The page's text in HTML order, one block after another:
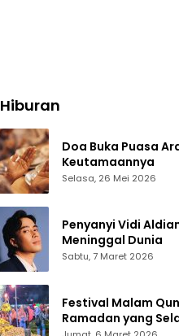
Hiburan
Doa Buka Puasa
Keutamaannya
Selasa, 26 Mei 2026
Penyanyi Vidi
Meninggal Dunia
Sabtu, 7 Maret 2026
Festival Malam
Ramadan yang